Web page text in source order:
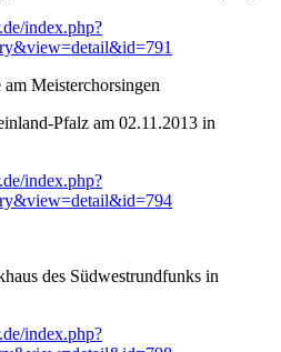
index.php?
Meisterchorsingen
Pfalz am 02.11.2013 in
index.php?
des Südwestrundfunks in
index.php?